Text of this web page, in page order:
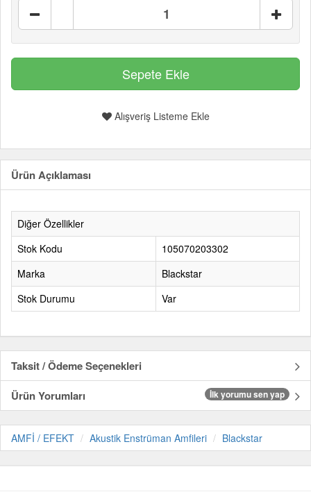
Alışveriş Listeme Ekle
Ürün Açıklaması
Diğer Özellikler
Stok Kodu
105070203302
Marka
Blackstar
Stok Durumu
Var
Taksit / Ödeme Seçenekleri
Ürün Yorumları
İlk yorumu sen yap
AMFİ / EFEKT Akustik Enstrüman Amfileri Blackstar